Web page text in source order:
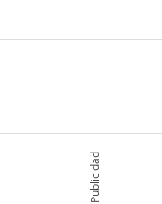
Publicidad